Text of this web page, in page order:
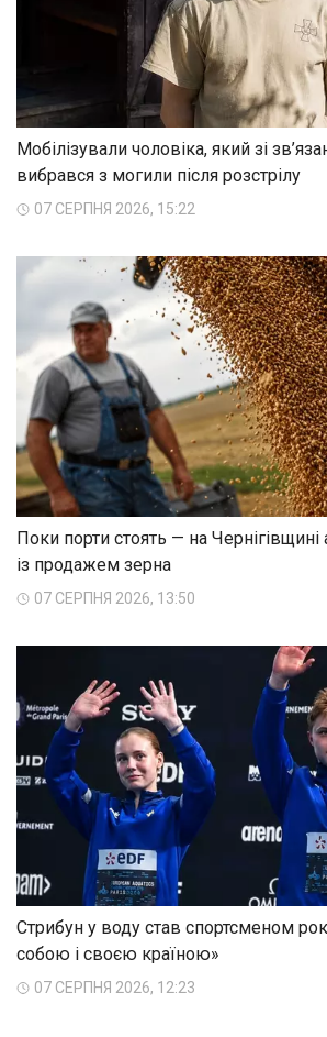
Мобілізували чоловіка, який зі
вибрався з могили після розстрілу
07 СЕРПНЯ 2026, 15:22
Поки порти стоять — на Чернігівщині
із продажем зерна
07 СЕРПНЯ 2026, 13:50
Стрибун у воду став спортсменом
собою і своєю країною»
07 СЕРПНЯ 2026, 12:23